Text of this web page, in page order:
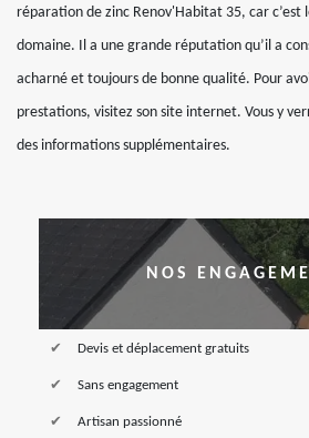
réparation de zinc Renov'Habitat 35, car c’est
domaine. Il a une grande réputation qu’il a
acharné et toujours de bonne qualité. Pour
prestations, visitez son site internet. Vous y
des informations supplémentaires.
NOS
Devis et déplacement gratuits
Sans engagement
Artisan passionné